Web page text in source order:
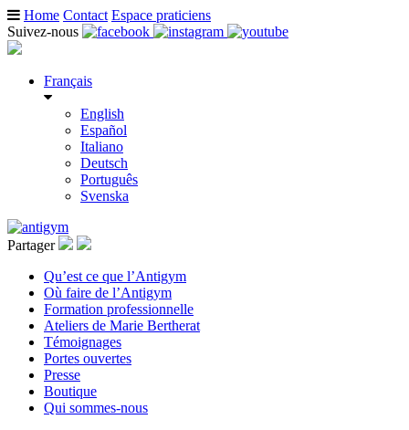
Home Contact Espace praticiens
Suivez-nous
Français
English
Español
Italiano
Deutsch
Português
Svenska
Partager
Qu’est ce que l’Antigym
Où faire de l’Antigym
Formation professionnelle
Ateliers de Marie Bertherat
Témoignages
Portes ouvertes
Presse
Boutique
Qui sommes-nous